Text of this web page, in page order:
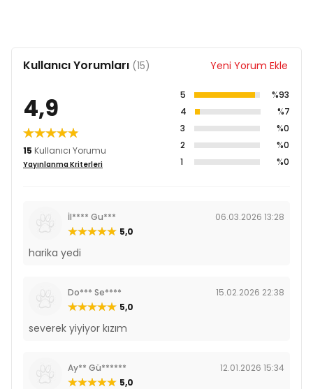
de değişebilir.
Yanında her zaman taze içme suyu bulundurunuz.
Uyarılar
Serin ve kuru yerde saklayınız. Açıldıktan sonra
buzdolabında saklanması ve 48 saat içinde tüketilmesi
gerekmektedir.
Kullanıcı Yorumları (15) Yeni Yorum Ekle
4,9
15 Kullanıcı Yorumu
Yayınlanma Kriterleri
5
%93
4
%7
3
%0
2
%0
1
%0
İl**** Gu***
06.03.2026 13:28
5,0
harika yedi
Do*** Se****
15.02.2026 22:38
5,0
severek yiyiyor kızım
Ay** Gü******
12.01.2026 15:34
5,0